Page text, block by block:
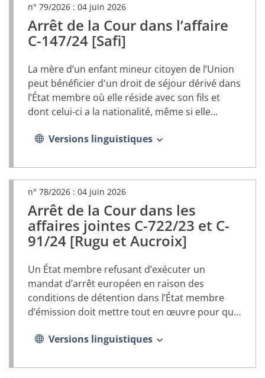
n° 79/2026 : 04 juin 2026
Arrêt de la Cour dans l’affaire
C-147/24 [Safi]
(document
PDF,
s’ouvrira
un
nouvel
onglet)
La mère d’un enfant mineur citoyen de l’Union
peut bénéficier d'un droit de séjour dérivé dans
l’État membre où elle réside avec son fils et
dont celui-ci a la nationalité, même si elle
État membre
Versions linguistiques
n° 78/2026 : 04 juin 2026
Arrêt de la Cour dans les
affaires jointes C-722/23 et C-
91/24 [Rugu et Aucroix]
(document
PDF,
s’ouvrira
dans
nouvel
onglet)
Un État membre refusant d’exécuter un
mandat d’arrêt européen en raison des
conditions de détention dans l’État membre
d’émission doit mettre tout en œuvre pour que
son propre territoire
Versions linguistiques